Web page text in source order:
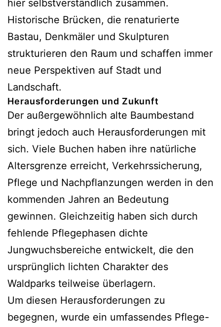
hier selbstverständlich zusammen.
Historische Brücken, die renaturierte
Bastau, Denkmäler und Skulpturen
strukturieren den Raum und schaffen immer
neue Perspektiven auf Stadt und
Landschaft.
Herausforderungen und Zukunft
Der außergewöhnlich alte Baumbestand
bringt jedoch auch Herausforderungen mit
sich. Viele Buchen haben ihre natürliche
Altersgrenze erreicht, Verkehrssicherung,
Pflege und Nachpflanzungen werden in den
kommenden Jahren an Bedeutung
gewinnen. Gleichzeitig haben sich durch
fehlende Pflegephasen dichte
Jungwuchsbereiche entwickelt, die den
ursprünglich lichten Charakter des
Waldparks teilweise überlagern.
Um diesen Herausforderungen zu
begegnen, wurde ein umfassendes Pflege-